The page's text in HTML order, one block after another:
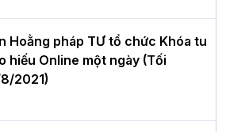
– 2031
Chính được suy
sự GHPGVN tỉnh
Hoằng pháp TƯ tổ chức Khóa tu
hiếu Online một ngày (Tối
2021)